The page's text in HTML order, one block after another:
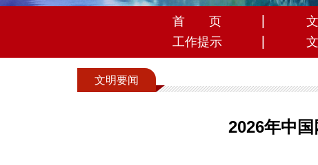
首 页
工作提示
文明要闻
2026年中